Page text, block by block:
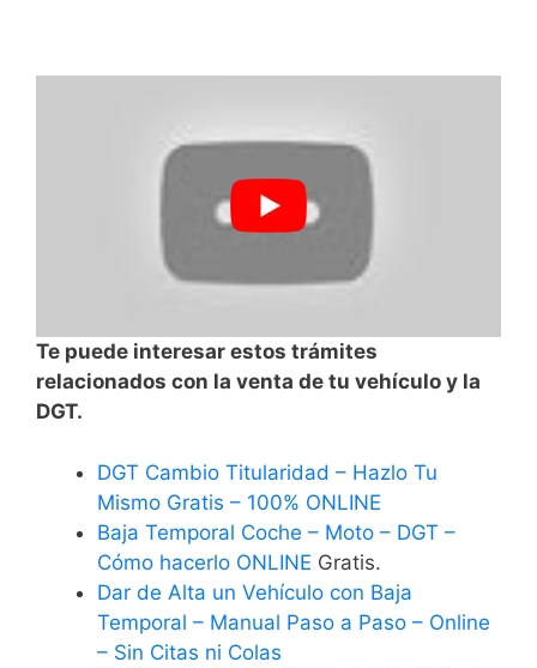
Te puede interesar estos trámites
relacionados con la venta de tu vehículo y la
DGT.
DGT Cambio Titularidad – Hazlo Tu
Mismo Gratis – 100% ONLINE
Baja Temporal Coche – Moto – DGT –
Cómo hacerlo ONLINE Gratis.
Dar de Alta un Vehículo con Baja
Temporal – Manual Paso a Paso – Online
– Sin Citas ni Colas